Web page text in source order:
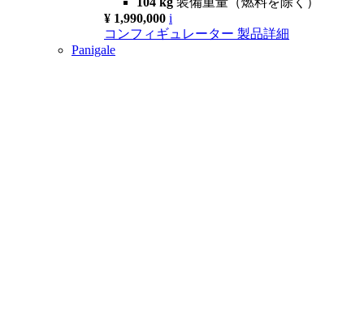
¥ 1,990,000 i
コンフィギュレーター 製品詳細
Panigale